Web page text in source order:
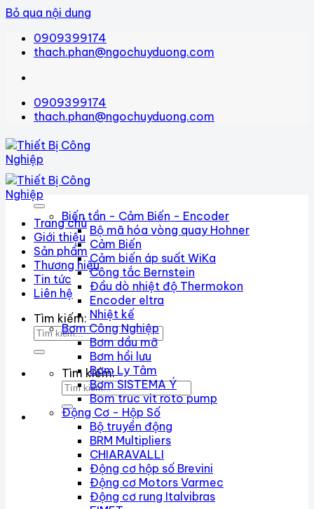
Bỏ qua nội dung
0909399174
thach.phan@ngochuyduong.com
0909399174
thach.phan@ngochuyduong.com
Trang chủ
Giới thiệu
Sản phẩm
Thương hiệu
Tin tức
Liên hệ
Tìm kiếm:
Tìm kiếm:
Biến tần - Cảm Biến - Encoder
Bộ mã hóa vòng quay Hohner
Cảm Biến
Cảm biến áp suất WiKa
Công tắc Bernstein
Đầu dò nhiệt độ Thermokon
Encoder eltra
Nhiệt kế
Bơm Công Nghiệp
Bơm dầu mỡ
Bơm hồi lưu
Bơm Ly Tâm
Bơm SISTEMA Ý
Bom truc vit roto pump
Động Cơ - Hộp Số
Bộ truyền động
BRM Multipliers
CHIARAVALLI
Động cơ hộp số Brevini
Động cơ Motors Varmec
Động cơ rung Italvibras